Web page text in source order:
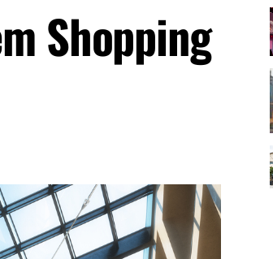
Shopping